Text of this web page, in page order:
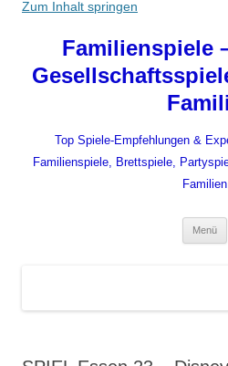
Zum Inhalt springen
Familienspiele
Top Spiele-Empfehlungen &
Familienspiele, Brettspiele,
Familien
Menü